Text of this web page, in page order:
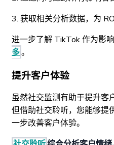
3. 获取相关分析数据，为
进一步了解 TikTok 作为影
多。
提升客户体验
虽然社交监测有助于提升客
但借助社交聆听，您能够提
一步改善客户体验。